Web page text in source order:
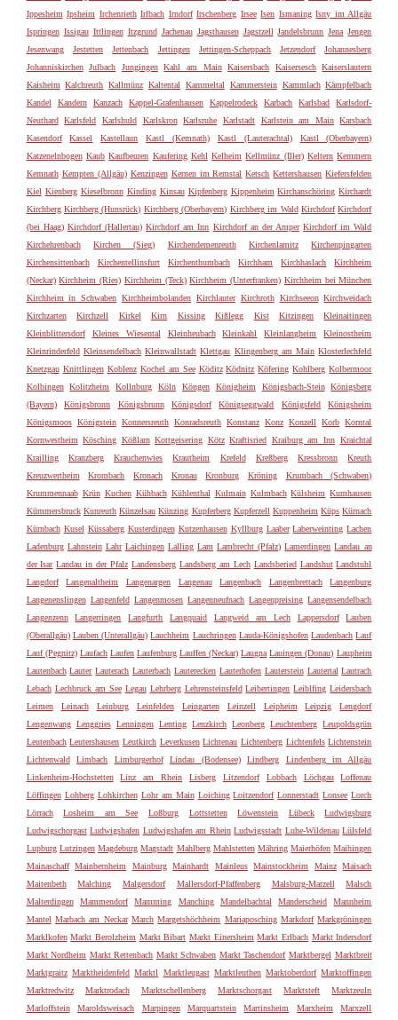
Ippesheim Ipsheim Irchenrieth Irlbach Irndorf Irschenberg Irsee Isen Ismaning Isny im Allgäu
Ispringen Issigau Ittlingen Itzgrund Jachenau Jagsthausen Jagstzell Jandelsbrunn Jena Jengen
Jesenwang
Jestetten Jettenbach Jettingen Jettingen-Scheppach Jetzendorf
Johannesberg
Johanniskirchen
Julbach Jungingen Kahl am Main Kaisersbach Kaisersesch
Kaiserslautern
Kaisheim Kalchreuth Kallmünz Kaltental Kammeltal Kammerstein Kammlach Kämpfelbach
Kandel
Kandern Kanzach Kappel-Grafenhausen Kappelrodeck Karbach Karlsbad
Karlsdorf-
Neuthard
Karlsfeld Karlshuld Karlskron Karlsruhe Karlstadt Karlstein am Main
Karsbach
Kasendorf
Kassel Kastellaun Kastl (Kemnath) Kastl (Lauterachtal)
Kastl (Oberbayern)
Katzenelnbogen Kaub Kaufbeuren Kaufering Kehl Kelheim Kellmünz (Iller) Keltern Kemmern
Kemnath Kempten (Allgäu) Kenzingen Kernen im Remstal Ketsch Kettershausen Kiefersfelden
Kiel Kienberg Kieselbronn Kinding Kinsau Kipfenberg Kippenheim Kirchanschöring Kirchardt
Kirchberg Kirchberg (Hunsrück) Kirchberg (Oberbayern) Kirchberg im Wald Kirchdorf Kirchdorf
(bei Haag) Kirchdorf (Hallertau) Kirchdorf am Inn Kirchdorf an der Amper Kirchdorf im Wald
Kirchehrenbach
Kirchen (Sieg) Kirchendemenreuth Kirchenlamitz
Kirchenpingarten
Kirchensittenbach
Kirchentellinsfurt Kirchenthumbach Kirchham Kirchhaslach
Kirchheim
(Neckar) Kirchheim (Ries) Kirchheim (Teck) Kirchheim (Unterfranken) Kirchheim bei München
Kirchheim in Schwaben Kirchheimbolanden Kirchlauter Kirchroth Kirchseeon Kirchweidach
Kirchzarten
Kirchzell Kirkel Kirn Kissing Kißlegg Kist Kitzingen
Kleinaitingen
Kleinblittersdorf
Kleines Wiesental Kleinheubach Kleinkahl Kleinlangheim
Kleinostheim
Kleinrinderfeld Kleinsendelbach Kleinwallstadt Klettgau Klingenberg am Main Klosterlechfeld
Knetzgau Knittlingen Koblenz Kochel am See Köditz Ködnitz Köfering Kohlberg Kolbermoor
Kolbingen
Kolitzheim Kollnburg Köln Köngen Königheim Königsbach-Stein
Königsberg
(Bayern)
Königsbronn Königsbrunn Königsdorf Königseggwald Königsfeld
Königsheim
Königsmoos Königstein Konnersreuth Konradsreuth Konstanz Konz Konzell Korb Korntal
Kornwestheim Kösching Kößlarn Kottgeisering Kötz Kraftisried Kraiburg am Inn Kraichtal
Krailling
Kranzberg Krauchenwies Krautheim Krefeld Kreßberg Kressbronn
Kreuth
Kreuzwertheim
Krombach Kronach Kronau Kronburg Kröning
Krumbach (Schwaben)
Krummennaab Krün Kuchen Kühbach Kühlenthal Kulmain Kulmbach Külsheim Kumhausen
Kümmersbruck Kunreuth Künzelsau Künzing Kupferberg Kupferzell Kuppenheim Küps Kürnach
Kürnbach Kusel Küssaberg Kusterdingen Kutzenhausen Kyllburg Laaber Laberweinting Lachen
Ladenburg Lahnstein Lahr Laichingen Lalling Lam Lambrecht (Pfalz) Lamerdingen Landau an
der Isar Landau in der Pfalz Landensberg Landsberg am Lech Landsberied Landshut Landstuhl
Langdorf
Langenaltheim Langenargen Langenau Langenbach Langenbrettach
Langenburg
Langenenslingen Langenfeld Langenmosen Langenneufnach Langenpreising Langensendelbach
Langenzenn
Langerringen Langfurth Langquaid Langweid am Lech Lappersdorf
Lauben
(Oberallgäu) Lauben (Unterallgäu) Lauchheim Lauchringen Lauda-Königshofen Laudenbach Lauf
Lauf (Pegnitz) Laufach Laufen Laufenburg Lauffen (Neckar) Laugna Lauingen (Donau) Laupheim
Lautenbach Lauter Lauterach Lauterbach Lauterecken Lauterhofen Lauterstein Lautertal Lautrach
Lebach Lechbruck am See Legau Lehrberg Lehrensteinsfeld Leibertingen Leiblfing Leidersbach
Leimen
Leinach Leinburg Leinfelden Leingarten Leinzell Leipheim Leipzig
Lengdorf
Lengenwang Lenggries Lenningen Lenting Lenzkirch Leonberg Leuchtenberg Leupoldsgrün
Leutenbach Leutershausen Leutkirch Leverkusen Lichtenau Lichtenberg Lichtenfels Lichtenstein
Lichtenwald
Limbach Limburgerhof Lindau (Bodensee) Lindberg
Lindenberg im Allgäu
Linkenheim-Hochstetten
Linz am Rhein Lisberg Litzendorf Lobbach Löchgau
Loffenau
Löffingen Lohberg Lohkirchen Lohr am Main Loiching Loitzendorf Lonnerstadt Lonsee Lorch
Lörrach
Losheim am See Loßburg Lottstetten Löwenstein Lübeck
Ludwigsburg
Ludwigschorgast Ludwigshafen Ludwigshafen am Rhein Ludwigsstadt Luhe-Wildenau Lülsfeld
Lupburg Lutzingen Magdeburg Magstadt Mahlberg Mahlstetten Mähring Maierhöfen Maihingen
Mainaschaff Mainbernheim Mainburg Mainhardt Mainleus Mainstockheim Mainz Maisach
Maitenbeth
Malching Malgersdorf Mallersdorf-Pfaffenberg Malsburg-Marzell
Malsch
Malterdingen
Mammendorf Mamming Manching Mandelbachtal Manderscheid
Mannheim
Mantel Marbach am Neckar March Margetshöchheim Mariaposching Markdorf Markgröningen
Marklkofen Markt Berolzheim Markt Bibart Markt Einersheim Markt Erlbach Markt Indersdorf
Markt Nordheim Markt Rettenbach Markt Schwaben Markt Taschendorf Marktbergel Marktbreit
Marktgraitz Marktheidenfeld Marktl Marktleugast Marktleuthen Marktoberdorf Marktoffingen
Marktredwitz
Marktrodach Marktschellenberg Marktschorgast Marktsteft
Marktzeuln
Marloffstein
Maroldsweisach Marpingen Marquartstein Martinsheim Marxheim
Marxzell